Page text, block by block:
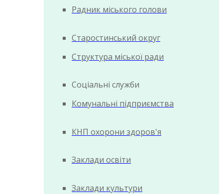
Радник міського голови
Старостинський округ
Структура міської ради
Соціальні служби
Комунальні підприємства
КНП охорони здоров'я
Заклади освіти
Заклади культури